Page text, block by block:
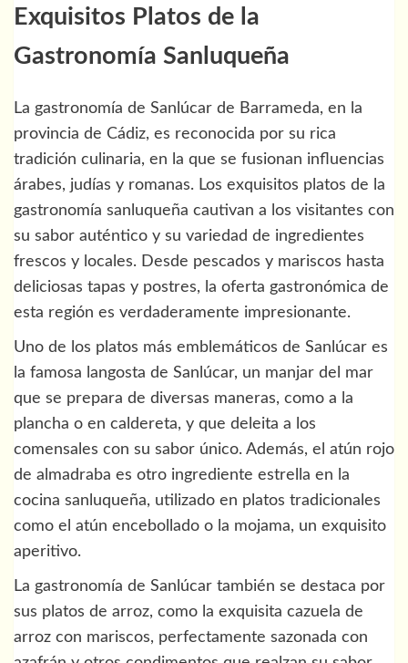
Exquisitos Platos de la
Gastronomía Sanluqueña
La gastronomía de Sanlúcar de Barrameda, en la
provincia de Cádiz, es reconocida por su rica
tradición culinaria, en la que se fusionan influencias
árabes, judías y romanas. Los exquisitos platos de la
gastronomía sanluqueña cautivan a los visitantes con
su sabor auténtico y su variedad de ingredientes
frescos y locales. Desde pescados y mariscos hasta
deliciosas tapas y postres, la oferta gastronómica de
esta región es verdaderamente impresionante.
Uno de los platos más emblemáticos de Sanlúcar es
la famosa langosta de Sanlúcar, un manjar del mar
que se prepara de diversas maneras, como a la
plancha o en caldereta, y que deleita a los
comensales con su sabor único. Además, el atún rojo
de almadraba es otro ingrediente estrella en la
cocina sanluqueña, utilizado en platos tradicionales
como el atún encebollado o la mojama, un exquisito
aperitivo.
La gastronomía de Sanlúcar también se destaca por
sus platos de arroz, como la exquisita cazuela de
arroz con mariscos, perfectamente sazonada con